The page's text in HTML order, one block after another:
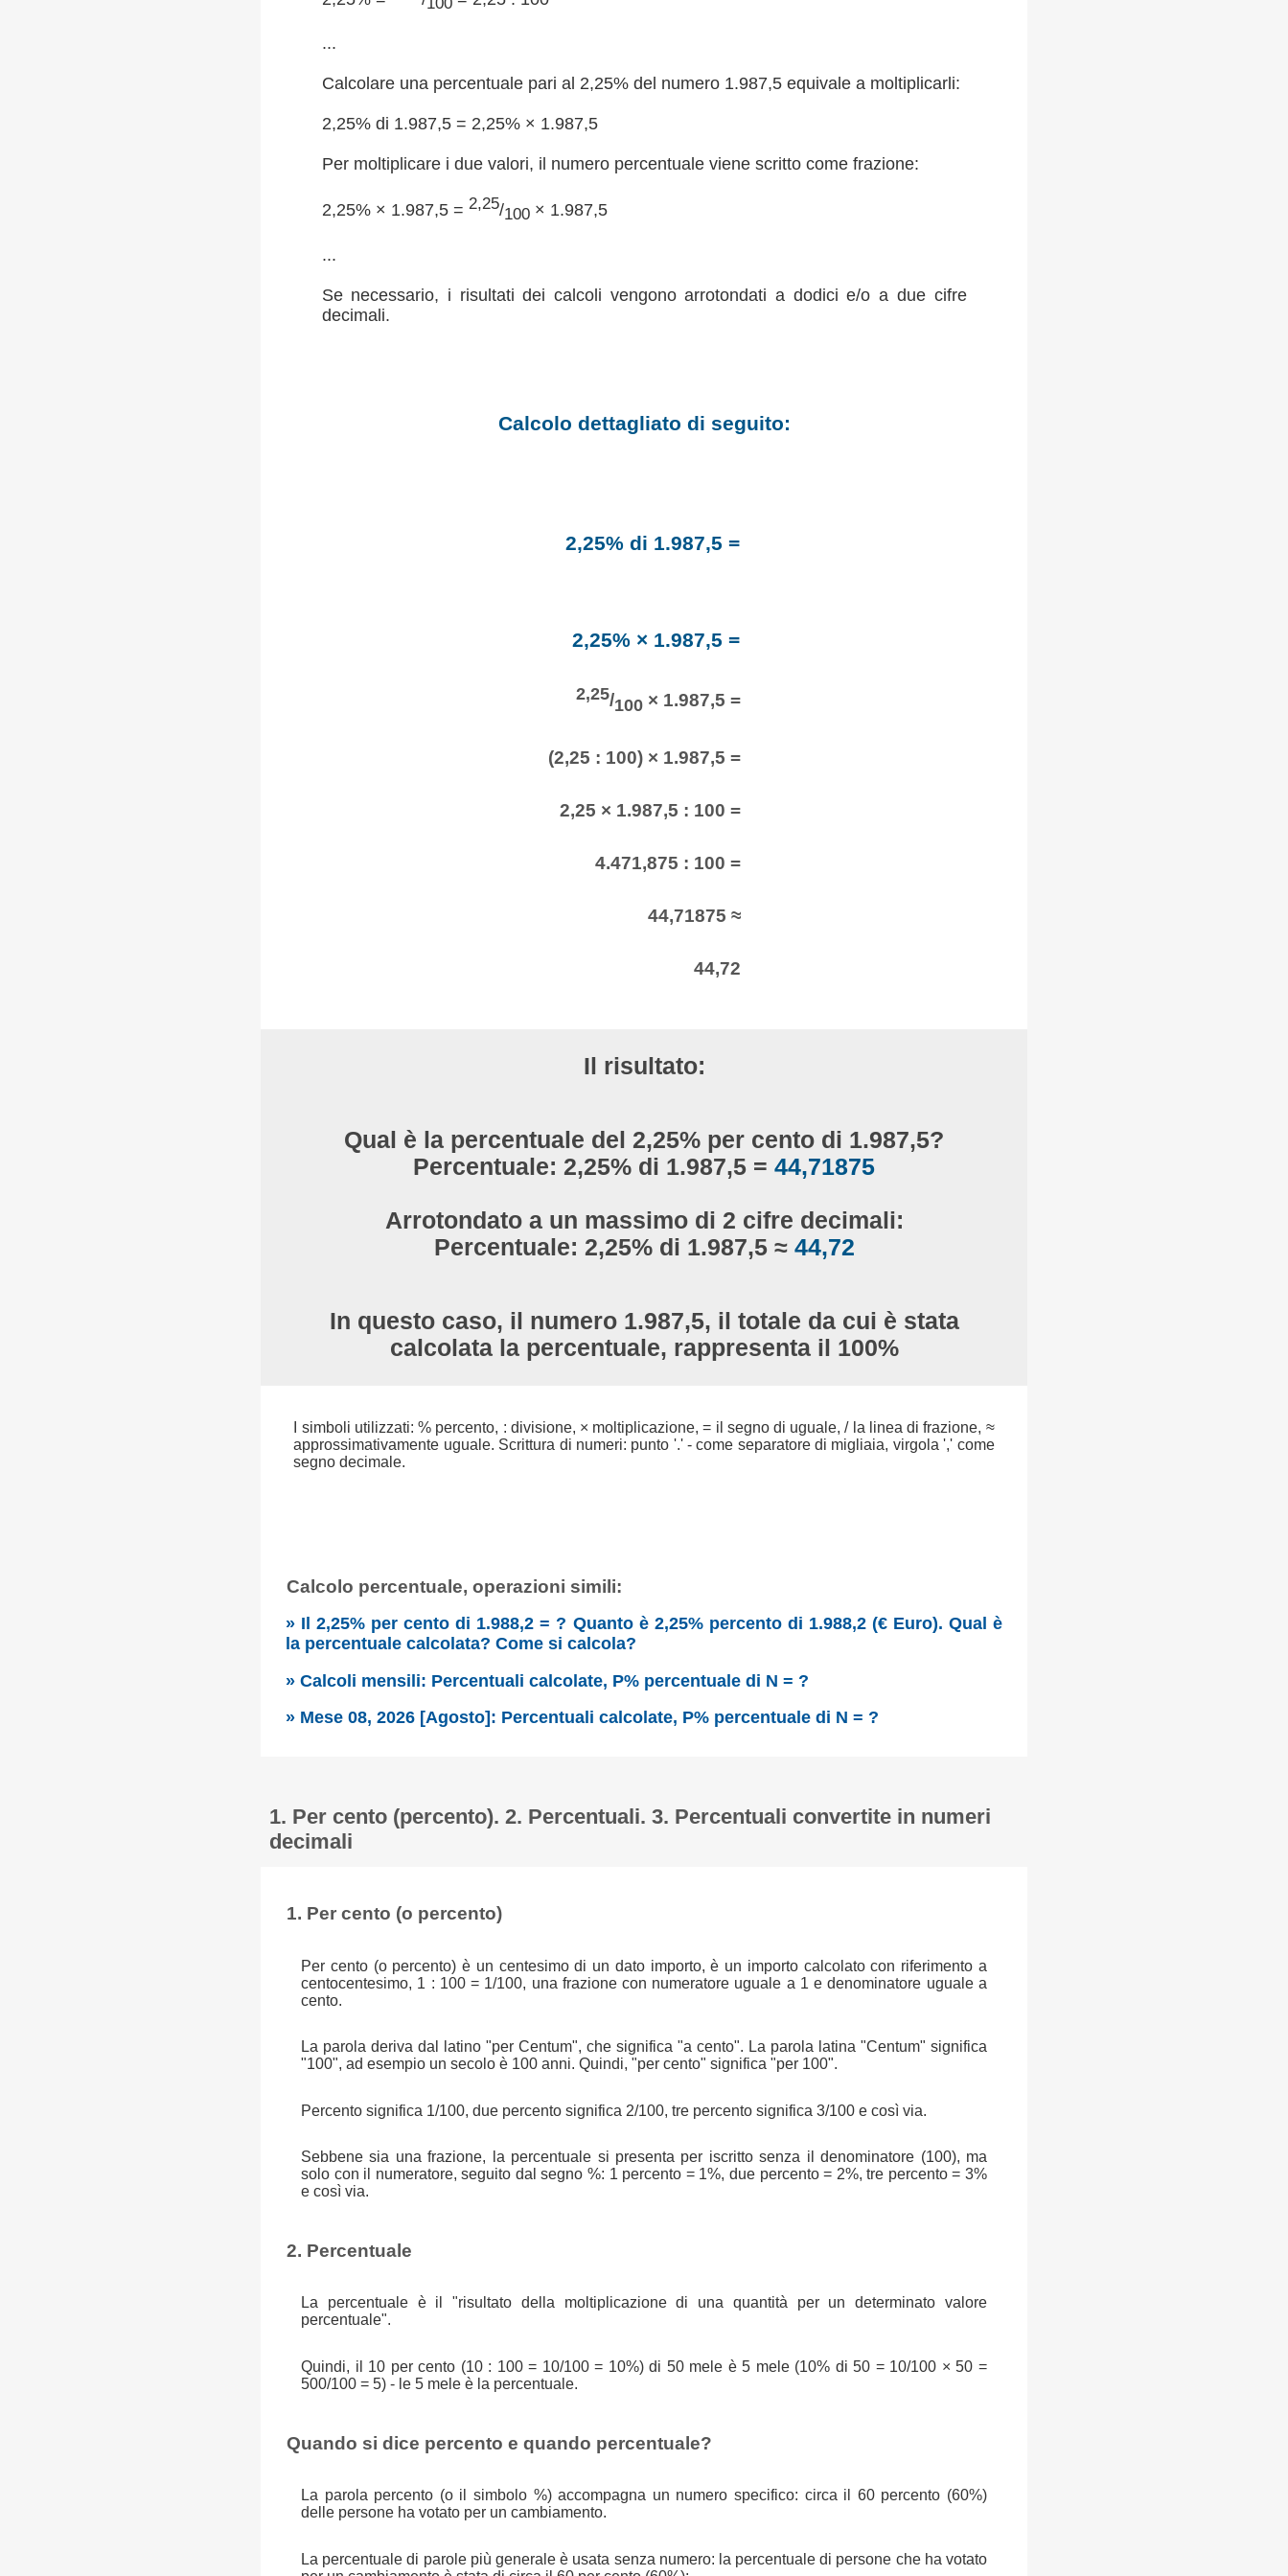
...
Calcolare una percentuale pari al 2,25% del numero 1.987,5 equivale a moltiplicarli:
2,25% di 1.987,5 = 2,25% × 1.987,5
Per moltiplicare i due valori, il numero percentuale viene scritto come frazione:
2,25% × 1.987,5 = 2,25/100× 1.987,5
...
Se necessario, i risultati dei calcoli vengono arrotondati a dodici e/o a due cifre
decimali.
Calcolo dettagliato di seguito:
2,25% di 1.987,5 =
2,25% × 1.987,5 =
2,25/100× 1.987,5 =
(2,25 : 100) × 1.987,5 =
2,25 × 1.987,5 : 100 =
4.471,875 : 100 =
44,71875 ≈
44,72
Il risultato:
Qual è la percentuale del 2,25% per cento di 1.987,5?
Percentuale: 2,25% di 1.987,5 = 44,71875
Arrotondato a un massimo di 2 cifre decimali:
Percentuale: 2,25% di 1.987,5 ≈ 44,72
In questo caso, il numero 1.987,5, il totale da cui è stata
calcolata la percentuale, rappresenta il 100%
I simboli utilizzati: % percento, : divisione, × moltiplicazione, = il segno di uguale, / la linea di frazione, ≈
approssimativamente uguale. Scrittura di numeri: punto '.' - come separatore di migliaia, virgola ',' come
segno decimale.
Calcolo percentuale, operazioni simili:
» Il 2,25% per cento di 1.988,2 = ? Quanto è 2,25% percento di 1.988,2 (€ Euro). Qual è
la percentuale calcolata? Come si calcola?
» Calcoli mensili: Percentuali calcolate, P% percentuale di N = ?
» Mese 08, 2026 [Agosto]: Percentuali calcolate, P% percentuale di N = ?
1. Per cento (percento). 2. Percentuali. 3. Percentuali convertite in numeri
decimali
1. Per cento (o percento)
Per cento (o percento) è un centesimo di un dato importo, è un importo calcolato con riferimento a
centocentesimo, 1 : 100 = 1/100, una frazione con numeratore uguale a 1 e denominatore uguale a
cento.
La parola deriva dal latino "per Centum", che significa "a cento". La parola latina "Centum" significa
"100", ad esempio un secolo è 100 anni. Quindi, "per cento" significa "per 100".
Percento significa 1/100, due percento significa 2/100, tre percento significa 3/100 e così via.
Sebbene sia una frazione, la percentuale si presenta per iscritto senza il denominatore (100), ma
solo con il numeratore, seguito dal segno %: 1 percento = 1%, due percento = 2%, tre percento = 3%
e così via.
2. Percentuale
La percentuale è il "risultato della moltiplicazione di una quantità per un determinato valore
percentuale".
Quindi, il 10 per cento (10 : 100 = 10/100 = 10%) di 50 mele è 5 mele (10% di 50 = 10/100 × 50 =
500/100 = 5) - le 5 mele è la percentuale.
Quando si dice percento e quando percentuale?
La parola percento (o il simbolo %) accompagna un numero specifico: circa il 60 percento (60%)
delle persone ha votato per un cambiamento.
La percentuale di parole più generale è usata senza numero: la percentuale di persone che ha votato